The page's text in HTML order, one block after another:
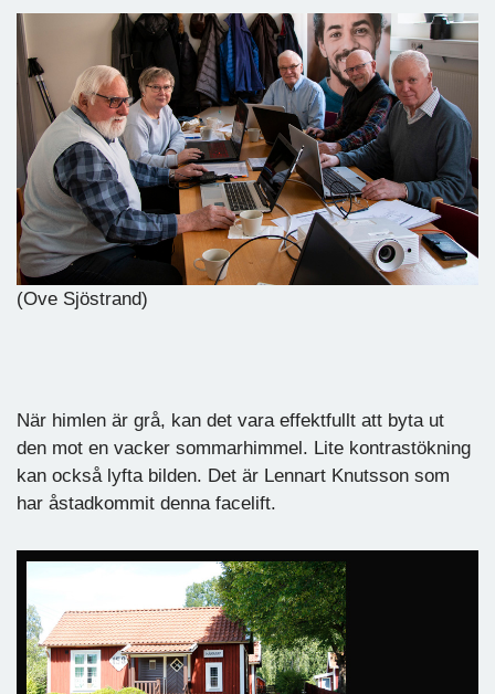
(Ove Sjöstrand)
När himlen är grå, kan det vara effektfullt att byta ut
den mot en vacker sommarhimmel. Lite kontrastökning
kan också lyfta bilden. Det är Lennart Knutsson som
har åstadkommit denna facelift.